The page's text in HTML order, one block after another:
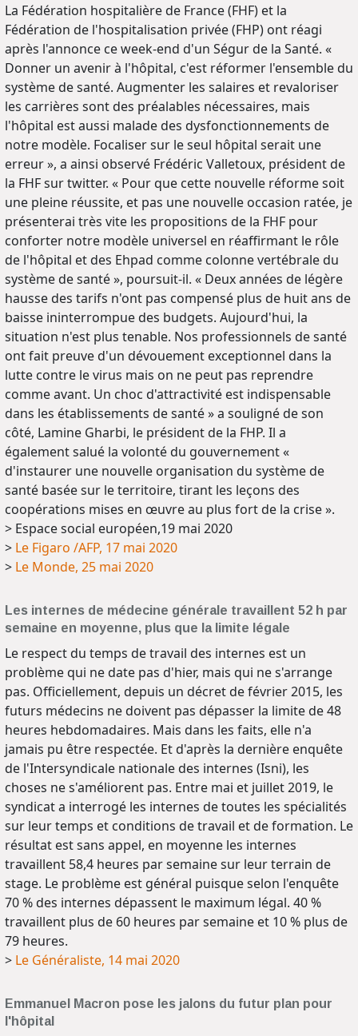
La Fédération hospitalière de France (FHF) et la
Fédération de l'hospitalisation privée (FHP) ont réagi
après l'annonce ce week-end d'un Ségur de la Santé. «
Donner un avenir à l'hôpital, c'est réformer l'ensemble du
système de santé. Augmenter les salaires et revaloriser
les carrières sont des préalables nécessaires, mais
l'hôpital est aussi malade des dysfonctionnements de
notre modèle. Focaliser sur le seul hôpital serait une
erreur », a ainsi observé Frédéric Valletoux, président de
la FHF sur twitter. « Pour que cette nouvelle réforme soit
une pleine réussite, et pas une nouvelle occasion ratée, je
présenterai très vite les propositions de la FHF pour
conforter notre modèle universel en réaffirmant le rôle
de l'hôpital et des Ehpad comme colonne vertébrale du
système de santé », poursuit-il. « Deux années de légère
hausse des tarifs n'ont pas compensé plus de huit ans de
baisse ininterrompue des budgets. Aujourd'hui, la
situation n'est plus tenable. Nos professionnels de santé
ont fait preuve d'un dévouement exceptionnel dans la
lutte contre le virus mais on ne peut pas reprendre
comme avant. Un choc d'attractivité est indispensable
dans les établissements de santé » a souligné de son
côté, Lamine Gharbi, le président de la FHP. Il a
également salué la volonté du gouvernement «
d'instaurer une nouvelle organisation du système de
santé basée sur le territoire, tirant les leçons des
coopérations mises en œuvre au plus fort de la crise ».
> Espace social européen,19 mai 2020
> Le Figaro /AFP, 17 mai 2020
> Le Monde, 25 mai 2020
Les internes de médecine générale travaillent 52 h par
semaine en moyenne, plus que la limite légale
Le respect du temps de travail des internes est un
problème qui ne date pas d'hier, mais qui ne s'arrange
pas. Officiellement, depuis un décret de février 2015, les
futurs médecins ne doivent pas dépasser la limite de 48
heures hebdomadaires. Mais dans les faits, elle n'a
jamais pu être respectée. Et d'après la dernière enquête
de l'Intersyndicale nationale des internes (Isni), les
choses ne s'améliorent pas. Entre mai et juillet 2019, le
syndicat a interrogé les internes de toutes les spécialités
sur leur temps et conditions de travail et de formation. Le
résultat est sans appel, en moyenne les internes
travaillent 58,4 heures par semaine sur leur terrain de
stage. Le problème est général puisque selon l'enquête
70 % des internes dépassent le maximum légal. 40 %
travaillent plus de 60 heures par semaine et 10 % plus de
79 heures.
> Le Généraliste, 14 mai 2020
Emmanuel Macron pose les jalons du futur plan pour
l'hôpital